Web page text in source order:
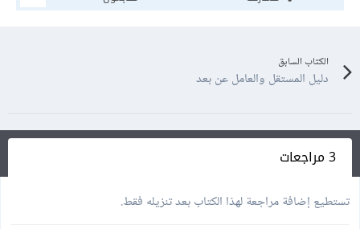
الكتاب السابق
دليل المستقل والعامل عن بعد
3 مراجعات
تستطيع إضافة مراجعة لهذا الكتاب بعد تنزيله فقط.